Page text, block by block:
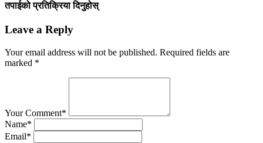
तपाईको प्रतिक्रिया दिनुहोस्
Leave a Reply
Your email address will not be published. Required fields are
marked *
Your Comment*
Name*
Email*